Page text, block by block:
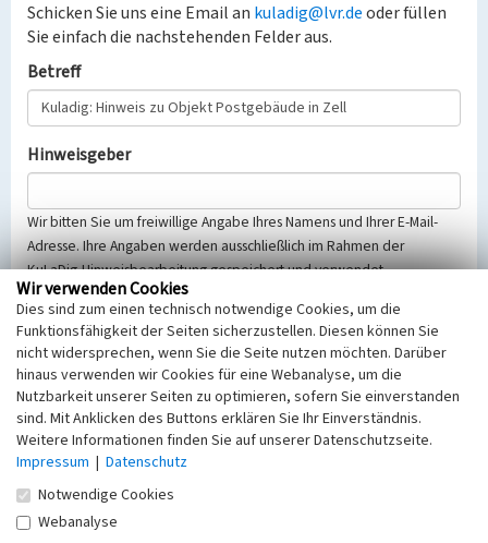
Schicken Sie uns eine Email an kuladig@lvr.deoder füllen
Sie einfach die nachstehenden Felder aus.
Betreff
Hinweisgeber
Wir bitten Sie um freiwillige Angabe Ihres Namens und Ihrer E-Mail-
Adresse. Ihre Angaben werden ausschließlich im Rahmen der
KuLaDig-Hinweisbearbeitung gespeichert und verwendet.
Selbstverständlich werden diese entsprechend der Vorschriften des
Telemediengesetzes, des Datenschutzgesetzes NRW und der seit
dem 25.05.2018 gültigen Europäischen Datenschutzgrundverordnung
(EU-DSGVO) vertraulich behandelt, beachten Sie bitte unsere
Hinweise zumDatenschutz
Nachricht
Wir verwenden Cookies
Dies sind zum einen technisch notwendige Cookies, um die
Funktionsfähigkeit der Seiten sicherzustellen. Diesen können Sie
nicht widersprechen, wenn Sie die Seite nutzen möchten. Darüber
hinaus verwenden wir Cookies für eine Webanalyse, um die
Nutzbarkeit unserer Seiten zu optimieren, sofern Sie einverstanden
sind. Mit Anklicken des Buttons erklären Sie Ihr Einverständnis.
Weitere Informationen finden Sie auf unserer Datenschutzseite.
Impressum | Datenschutz
Notwendige Cookies
Webanalyse